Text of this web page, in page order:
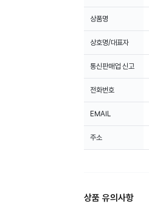
상품명
상호명/대표자
통신판매업 신고
전화번호
EMAIL
주소
상품 유의사항